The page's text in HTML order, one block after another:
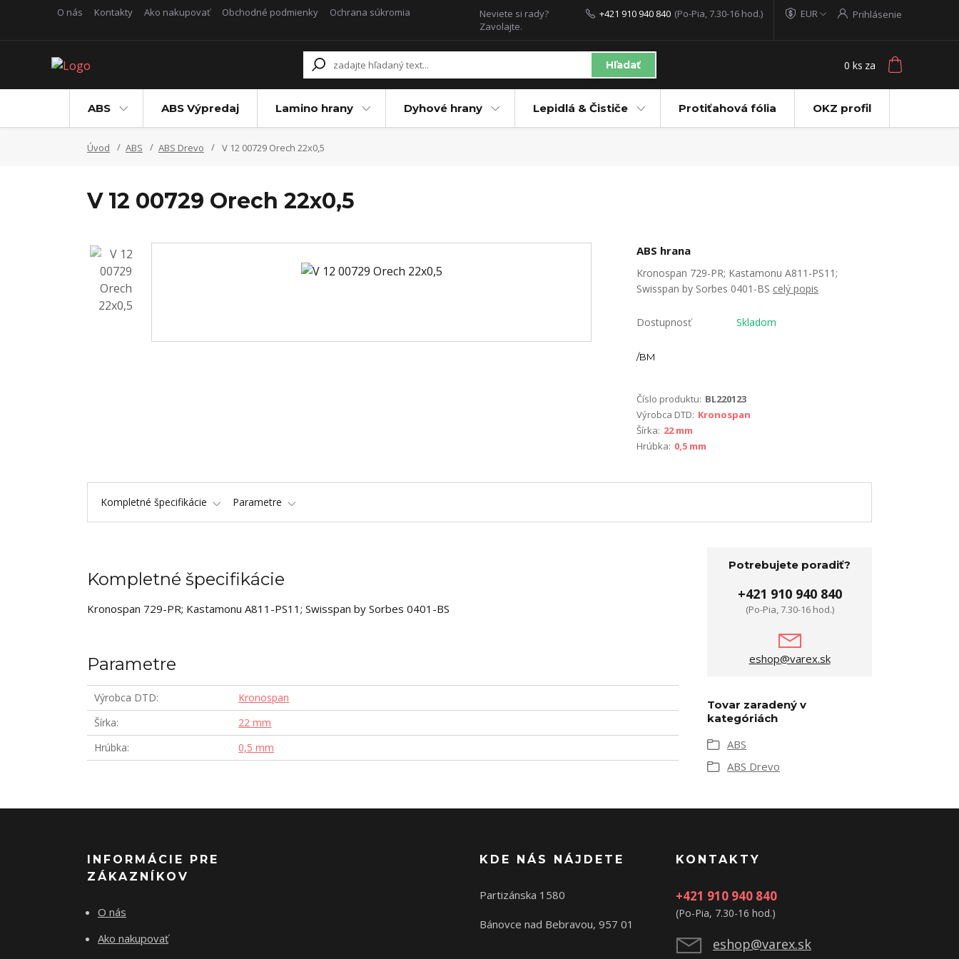
O nás Kontakty Ako nakupovať Obchodné podmienky Ochrana súkromia EUR Prihlásenie
Hľadať
Neviete si rady?
Zavolajte.
+421 910 940 840 (Po-Pia, 7.30-16 hod.)
0 ks za
ABS ABS Výpredaj Lamino hrany Dyhové hrany Lepidlá & Čističe Protiťahová fólia OKZ profil
Úvod ABS ABS Drevo V 12 00729 Orech 22x0,5
V 12 00729 Orech 22x0,5
ABS hrana
Kronospan 729-PR; Kastamonu A811-PS11;
Swisspan by Sorbes 0401-BS celý popis
Dostupnosť Skladom
/BM
Číslo produktu: BL220123
Výrobca DTD: Kronospan
Šírka: 22 mm
Hrúbka: 0,5 mm
Kompletné špecifikácie Parametre
Kompletné špecifikácie
Kronospan 729-PR; Kastamonu A811-PS11; Swisspan by Sorbes 0401-BS
Parametre
Výrobca DTD
Kronospan
Šírka
22 mm
Hrúbka
0,5 mm
Potrebujete poradiť?
+421 910 940 840
(Po-Pia, 7.30-16 hod.)
eshop@varex.sk
Tovar zaradený v
kategóriách
ABS
ABS Drevo
INFORMÁCIE PRE
ZÁKAZNÍKOV
O nás
Ako nakupovať
KDE NÁS NÁJDETE
Partizánska 1580
Bánovce nad Bebravou, 957 01
KONTAKTY
+421 910 940 840
(Po-Pia, 7.30-16 hod.)
eshop@varex.sk